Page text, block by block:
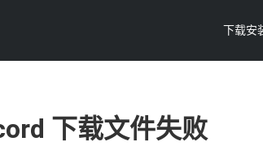
下载安
下载文件失败